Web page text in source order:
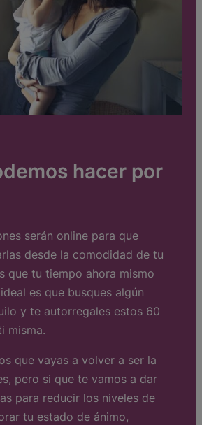
hacer por
serán online para que
desde la comodidad de tu
que tu tiempo ahora mismo
es que busques algún
y te autorregales estos 60
misma.
que vayas a volver a ser la
pero si que te vamos a dar
para reducir los niveles de
tu estado de ánimo,